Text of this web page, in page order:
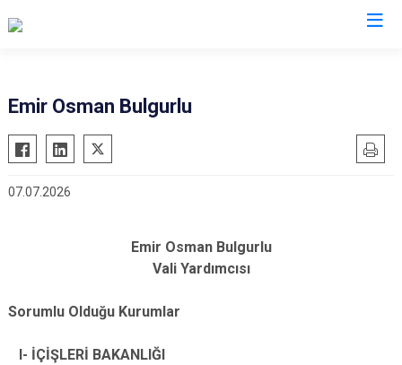
Emir Osman Bulgurlu
07.07.2026
Emir Osman Bulgurlu
Vali Yardımcısı
Sorumlu Olduğu Kurumlar
I- İÇİŞLERİ BAKANLIĞI